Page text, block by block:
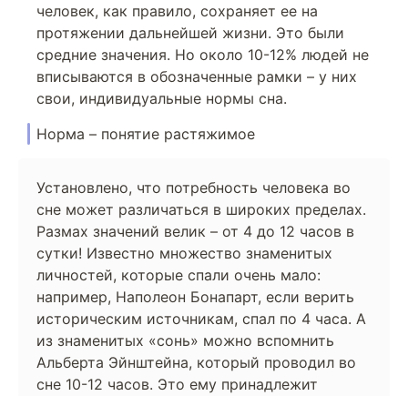
человек, как правило, сохраняет ее на
протяжении дальнейшей жизни. Это были
средние значения. Но около 10-12% людей не
вписываются в обозначенные рамки – у них
свои, индивидуальные нормы сна.
Норма – понятие растяжимое
Установлено, что потребность человека во
сне может различаться в широких пределах.
Размах значений велик – от 4 до 12 часов в
сутки! Известно множество знаменитых
личностей, которые спали очень мало:
например, Наполеон Бонапарт, если верить
историческим источникам, спал по 4 часа. А
из знаменитых «сонь» можно вспомнить
Альберта Эйнштейна, который проводил во
сне 10-12 часов. Это ему принадлежит